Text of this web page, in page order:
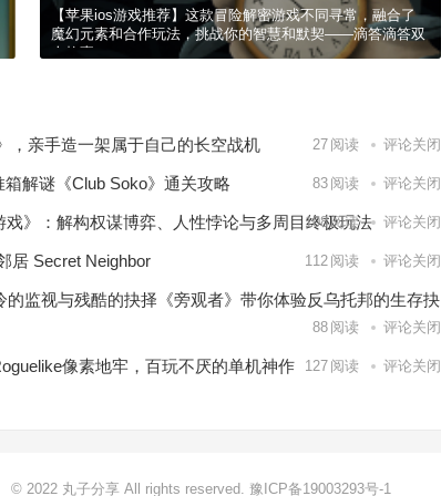
【苹果ios游戏推荐】这款冒险解密游戏不同寻常，融合了
魔幻元素和合作玩法，挑战你的智慧和默契——滴答滴答双
人故事
，亲手造一架属于自己的长空战机 27 阅读 评论关闭
解谜《Club Soko》通关攻略 83 阅读 评论关闭
》：解构权谋博弈、人性悖论与多周目终极玩法
108阅读 评论关闭
居 Secret Neighbor 112 阅读 评论关闭
监视与残酷的抉择《旁观者》带你体验反乌托邦的生存抉
88 阅读 评论关闭
像素地牢，百玩不厌的单机神作 127 阅读 评论关闭
© 2022 丸子分享 All rights reserved. 豫ICP备19003293号-1